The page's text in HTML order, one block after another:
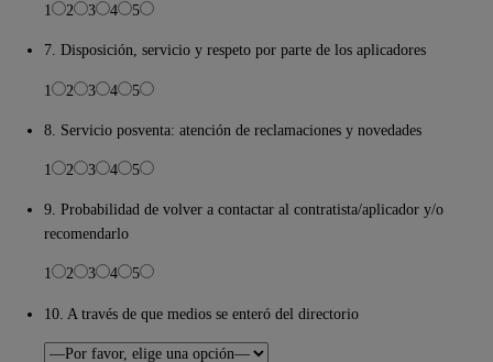
1 2 3 4 5
7. Disposición, servicio y respeto por parte de los aplicadores
1 2 3 4 5
8. Servicio posventa: atención de reclamaciones y novedades
1 2 3 4 5
9. Probabilidad de volver a contactar al contratista/aplicador y/o
recomendarlo
1 2 3 4 5
10. A través de que medios se enteró del directorio